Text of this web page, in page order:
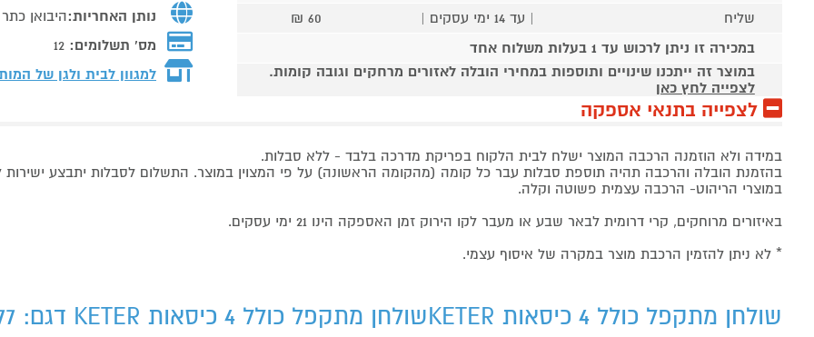
שליח
| עד 14 ימי עסקים |
60 ₪
במכירה זו ניתן לרכוש עד 1 בעלות משלוח אחד
במוצר זה ייתכנו שינויים ותוספות במחירי הובלה לאזורים מרחקים וגובה קומות.
לצפייה לחץ כאן
נותן האחריות:היבואן כתר
מס' תשלומים: 12
למגוון לבית ולגן של
לצפייה בתנאי אספקה
במידה ולא הוזמנה הרכבה המוצר ישלח לבית הלקוח בפריקת מדרכה בלבד - ללא סבלות.
בהזמנת הובלה והרכבה תהיה תוספת סבלות עבר כל קומה (מהקומה הראשונה) על פי המצוין במוצר. התשלום לסבלות יתבצע ישירות
במוצרי הריהוט- הרכבה עצמית פשוטה וקלה.
באיזורים מרוחקים, קרי דרומית לבאר שבע או מעבר לקו הירוק זמן האספקה הינו 21 ימי עסקים.
* לא ניתן להזמין הרכבת מוצר במקרה של איסוף עצמי.
שולחן מתקפל כולל 4 כיסאות KETERשולחן מתקפל כולל 4 כיסאות KETER דגם: 262977 - מידע נוסף